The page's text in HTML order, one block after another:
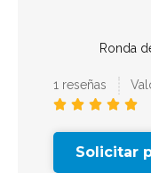
Ronda
1 reseñas
    
Solicitar